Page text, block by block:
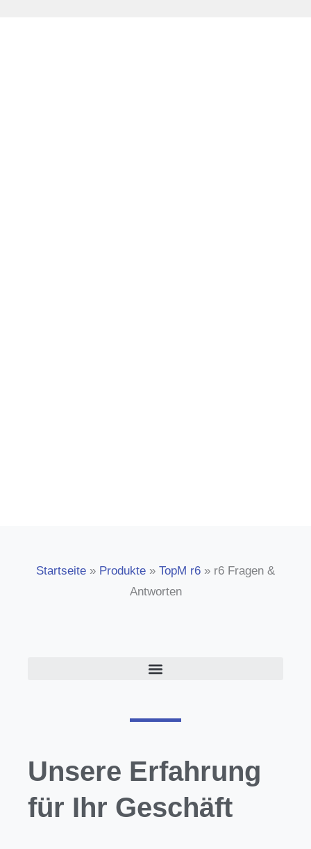
Startseite » Produkte » TopM r6 » r6 Fragen &
Antworten
Unsere Erfahrung
für Ihr Geschäft